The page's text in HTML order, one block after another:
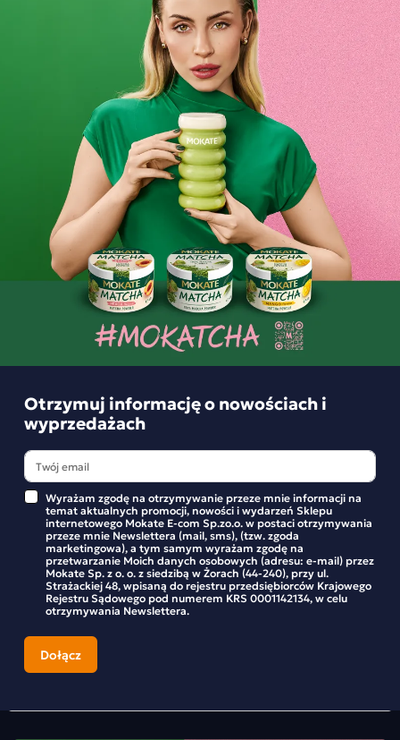
dobrane. W swojej ofercie mamy kawy tylko od
sprawdzonych producentów, aby nasi kliencie delektowali
się każdego dnia wyśmienitym smakiem. Nie jesteś pewien,
która z naszych kaw będzie dobrym wyborem?Arabica czy
Ziarnista kawa to nasza specjalność.
Zapraszamy do naszego sklepu internetowegoMokate.
Chętnie doradzimy jaki rodzaj będzie odpowiadał właśnie
Kawa Robusta – poznaj wyjątkową jakość ze
sklepu Mokate
Kawa Robusta ziarnista to jedna z najpopularniejszych
odmian nie tylko ze względu na smak kawy, ale również i
aromat. Nie ma nic lepszego niż roztaczający się zapach
intensywnej kawy o poranku. Ten rodzaj kawy
charakteryzuje się wyjątkowym aromatem, który przyciąga
wielu pasjonatów. Kawa Robusta to przede wszystkim
wielka gama doznań smakowych i aromatycznych.
Przygotowana w ekspresie ciśnieniowym będzie w stanie
wydobyć swój niezaprzeczalny potencjał. Zawartość kofeiny
pobudzi Cię do funkcjonowania i nastroi pozytywnie na cały
dzień.
Na całym świecie ludzie zaczynają swój dzień od kubka
ulubionej kawy, a w Mokate wierzymy, że jest to rytuał
pozwalający złapać energię fizycznie, jak i psychicznie.
Sprawdź co potrafi nasza Robusta! Jakości nie można jej
odmówić, ponieważ wybieramy jedynie sprawdzonych
producentów, którzy czuwają nad każdym etapem
produkcji. Wysoka zawartość kofeiny to zaleta, która
niezaprzeczalnie przysporzyła jej wielu wielbicieli, a to tylko
jedna z wielu! Przekonaj się sam!
Otrzymuj informację o nowościach i
wyprzedażach
Wyrażam zgodę na otrzymywanie przeze mnie informacji na
temat aktualnych promocji, nowości i wydarzeń Sklepu
internetowego Mokate E-com Sp.zo.o. w postaci otrzymywania
przeze mnie Newslettera (mail, sms), (tzw. zgoda
marketingowa), a tym samym wyrażam zgodę na
przetwarzanie Moich danych osobowych (adresu: e-mail) przez
Mokate Sp. z o. o. z siedzibą w Żorach (44-240), przy ul.
Strażackiej 48, wpisaną do rejestru przedsiębiorców Krajowego
Rejestru Sądowego pod numerem KRS 0001142134, w celu
otrzymywania Newslettera.